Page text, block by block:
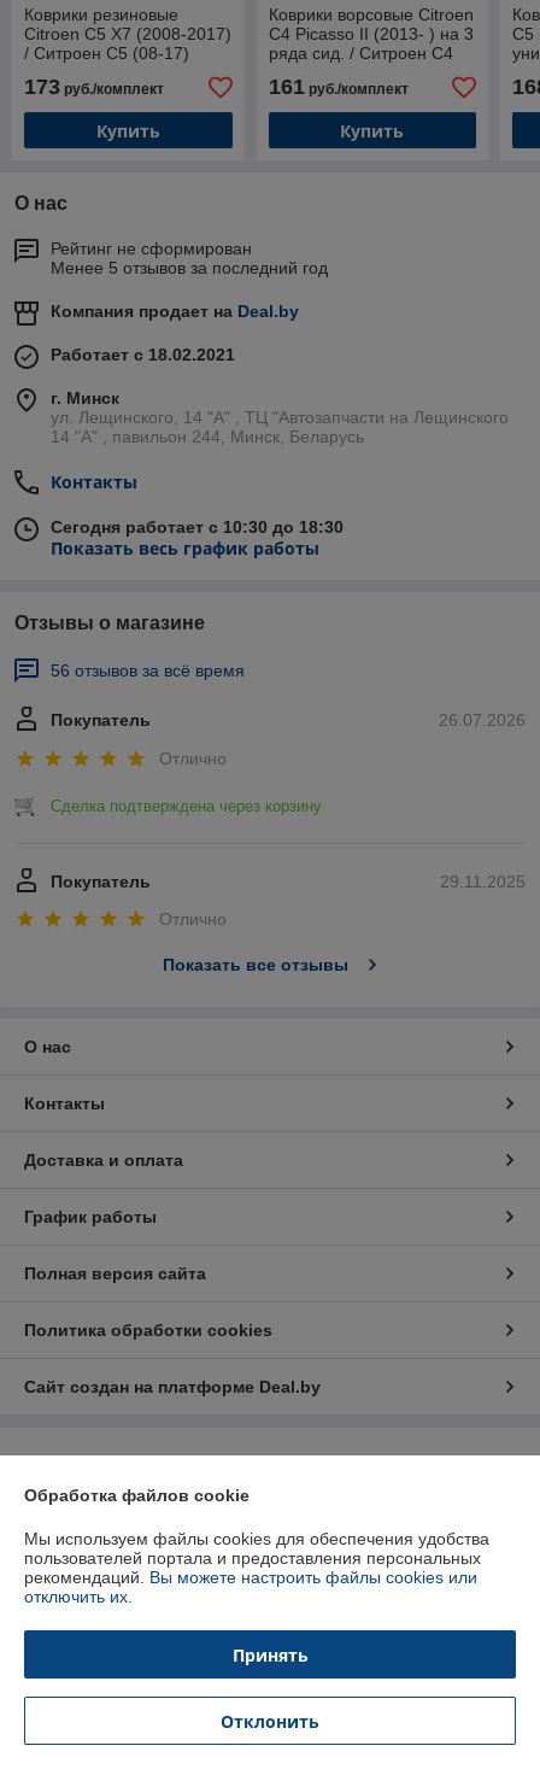
Коврики резиновые
Citroen C5 X7 (2008-2017)
/ Ситроен С5 (08-17)
173 руб./комплект
Купить
Коврики ворсовые Citroen
C4 Picasso II (2013- ) на 3
ряда сид. / Ситроен С4
(Duomat)
161руб./комплект
Купить
C5
О нас
Рейтинг не сформирован
Менее 5 отзывов за последний год
Компания продает на Deal.by
Работает с 18.02.2021
г. Минск
ул. Лещинского, 14 "А" , ТЦ "Автозапчасти на Лещинcкого
14 "A" , павильон 244, Минск, Беларусь
Контакты
Сегодня работает с 10:30 до 18:30
Показать весь график работы
Отзывы о магазине
56 отзывов за всё время
26.07.2026
Покупатель
Отлично
Сделка подтверждена через корзину
29.11.2025
Покупатель
Отлично
Показать все отзывы
О нас
Контакты
Доставка и оплата
График работы
Полная версия сайта
Политика обработки cookies
Сайт создан на платформе Deal.by
Индивидуальный предприниматель:
Республика Беларусь, г. Минск, ул. Неманская, д. 38, кв. 25
Регистрационный номер ЕГР: 191879218
Регистрационный орган: Минский горисполком
Обработка файлов cookie
Мы используем файлы cookies для обеспечения удобства
пользователей портала и предоставления персональных
рекомендаций. Вы можете настроить файлы cookies или
отключить их.
Принять
Отклонить